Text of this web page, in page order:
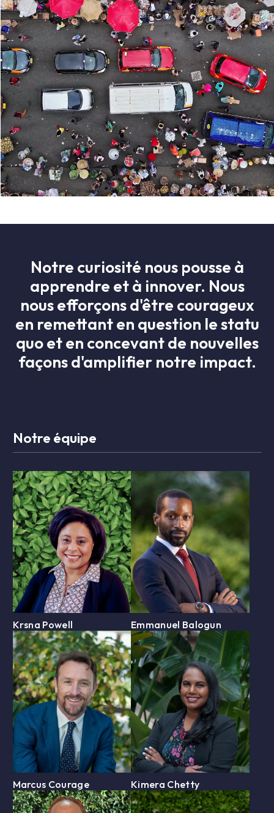
Notre curiosité nous pousse à
apprendre et à innover. Nous
nous efforçons d'être courageux
en remettant en question le statu
quo et en concevant de nouvelles
façons d'amplifier notre impact.
Notre équipe
Krsna Powell Emmanuel Balogun
Marcus Courage Kimera Chetty